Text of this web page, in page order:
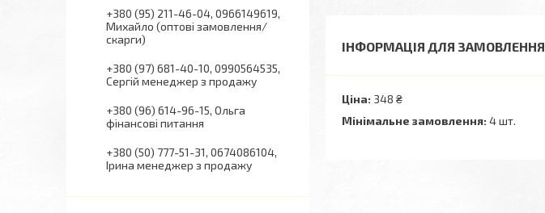
ІНФОРМАЦІЯ ДЛЯ ЗАМОВЛЕННЯ
Ціна: 348 ₴
Мінімальне замовлення: 4 шт.
+380 (95) 211-46-04 0966149619
Михайло (оптові замовлення/
скарги)
+380 (97) 681-40-10 0990564535
Сергій менеджер з продажу
+380 (96) 614-96-15 Ольга
фінансові питання
+380 (50) 777-51-31 0674086104
Ірина менеджер з продажу